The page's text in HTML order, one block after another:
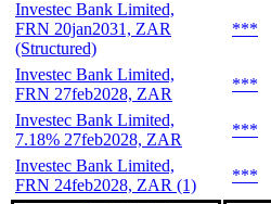
Investec Bank Limited,
FRN 20jan2031, ZAR
(Structured)
***
Investec Bank Limited,
FRN 27feb2028, ZAR
***
Investec Bank Limited,
7.18% 27feb2028, ZAR
***
Investec Bank Limited,
FRN 24feb2028, ZAR (1)
***